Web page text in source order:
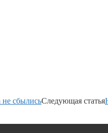
не сбылисьСледующая статья